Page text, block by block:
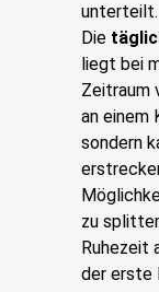
unterteilt.
Die
liegt bei
Zeitraum
an einem
sondern
zu
Ruhezeit
der erste